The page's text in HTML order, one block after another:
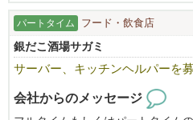
パートタイム フード・飲食店
銀だこ酒場サガミ
サーバー、キッチンヘルパーを
会社からのメッセージ